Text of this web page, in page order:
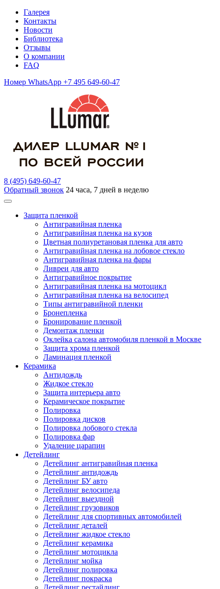
Галерея
Контакты
Новости
Библиотека
Отзывы
О компании
FAQ
Номер WhatsApp +7 495 649-60-47
8 (495) 649-60-47
Обратный звонок 24 часа, 7 дней в неделю
Защита пленкой
Антигравийная пленка
Антигравийная пленка на кузов
Цветная полиуретановая пленка для авто
Антигравийная пленка на лобовое стекло
Антигравийная пленка на фары
Ливреи для авто
Антигравийное покрытие
Антигравийная пленка на мотоцикл
Антигравийная пленка на велосипед
Типы антигравийной пленки
Бронепленка
Бронирование пленкой
Демонтаж пленки
Оклейка салона автомобиля пленкой в Москве
Защита хрома пленкой
Ламинация пленкой
Керамика
Антидождь
Жидкое стекло
Защита интерьера авто
Керамическое покрытие
Полировка
Полировка дисков
Полировка лобового стекла
Полировка фар
Удаление царапин
Детейлинг
Детейлинг антигравийная пленка
Детейлинг антидождь
Детейлинг БУ авто
Детейлинг велосипеда
Детейлинг выездной
Детейлинг грузовиков
Детейлинг для спортивных автомобилей
Детейлинг деталей
Детейлинг жидкое стекло
Детейлинг керамика
Детейлинг мотоцикла
Детейлинг мойка
Детейлинг полировка
Детейлинг покраска
Детейлинг рестайлинг